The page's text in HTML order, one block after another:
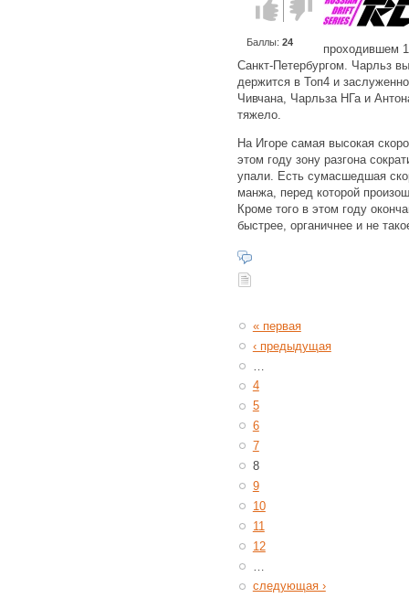
Голос за!Голос
против!
Баллы: 24
проходившем
Санкт-Петербургом. Чарльз
держится в Топ4 и
Чивчана, Чарльза НГа и
тяжело.
На Игоре самая высокая
этом году зону разгона
упали. Есть сумасшедшая
манжа, перед которой
Кроме того в этом году
быстрее, органичнее и не
« первая
‹ предыдущая
4
5
6
7
8
9
10
11
12
следующая ›